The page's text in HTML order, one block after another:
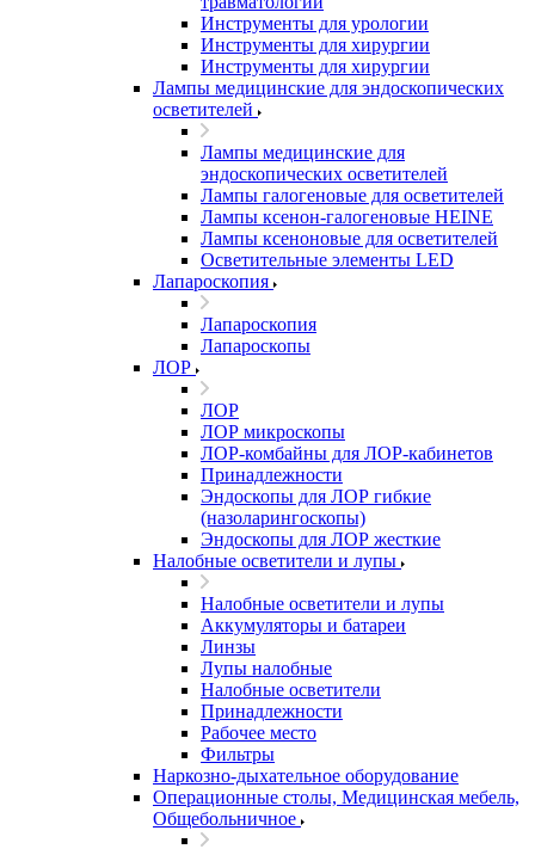
Инструменты для урологии
Инструменты для хирургии
Инструменты для хирургии
Лампы медицинские для эндоскопических
осветителей
Лампы медицинские для
эндоскопических осветителей
Лампы галогеновые для осветителей
Лампы ксенон-галогеновые HEINE
Лампы ксеноновые для осветителей
Осветительные элементы LED
Лапароскопия
Лапароскопия
Лапароскопы
ЛОР
ЛОР
ЛОР микроскопы
ЛОР-комбайны для ЛОР-кабинетов
Принадлежности
Эндоскопы для ЛОР гибкие
(назоларингоскопы)
Эндоскопы для ЛОР жесткие
Налобные осветители и лупы
Налобные осветители и лупы
Аккумуляторы и батареи
Линзы
Лупы налобные
Налобные осветители
Принадлежности
Рабочее место
Фильтры
Наркозно-дыхательное оборудование
Операционные столы, Медицинская мебель,
Общебольничное